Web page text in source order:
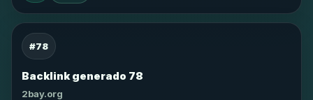
#78
Backlink generado 78
2bay.org